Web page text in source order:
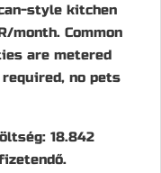
style kitchen
month. Common
are metered
no pets
18.842